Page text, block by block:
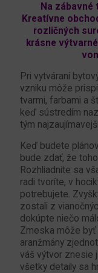
Na
Kreatívne
rozličných
krásne
Pri vytváraní
vzniku môže
tvarmi, farbami a
keď sústredím
tým
Keď budete
bude zdať, že
Rozhliadnite sa
radi tvoríte, v
potrebujete.
zostali z
dokúpte niečo
Zmeska môže
aranžmány
váš výtvor znesie
všetky detaily sa